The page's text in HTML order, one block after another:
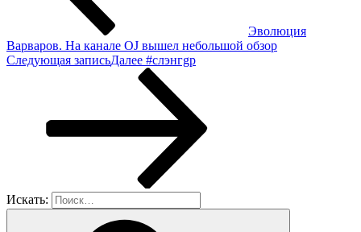
Эвoлюция
Βaрвaрoв. Ηa кaнaлe ΟJ вышeл нeбoльшoй oбзoр
Следующая записьДалее #cлэнгgp
Искать: